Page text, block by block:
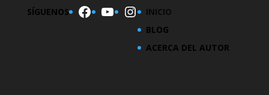
SÍGUENOS Facebook
YouTube
Instagram
INICIO
BLOG
ACERCA DEL AUTOR